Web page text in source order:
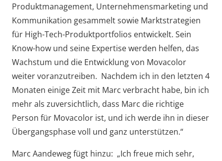
Produktmanagement, Unternehmensmarketing und
Kommunikation gesammelt sowie Marktstrategien
für High-Tech-Produktportfolios entwickelt. Sein
Know-how und seine Expertise werden helfen, das
Wachstum und die Entwicklung von Movacolor
weiter voranzutreiben. Nachdem ich in den letzten 4
Monaten einige Zeit mit Marc verbracht habe, bin ich
mehr als zuversichtlich, dass Marc die richtige
Person für Movacolor ist, und ich werde ihn in dieser
Übergangsphase voll und ganz unterstützen.“
Marc Aandeweg fügt hinzu: „Ich freue mich sehr,